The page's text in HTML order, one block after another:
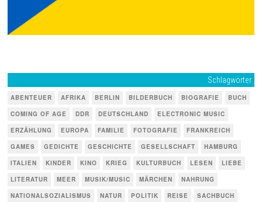
Schlagwörter
ABENTEUER AFRIKA BERLIN BILDERBUCH BIOGRAFIE
BUCH
COMING OF AGE
DDR DEUTSCHLAND
ELECTRONIC MUSIC
ERZÄHLUNG
EUROPA FAMILIE FOTOGRAFIE
FRANKREICH
GAMES
GEDICHTE GESCHICHTE GESELLSCHAFT
HAMBURG
ITALIEN
KINDER KINO KRIEG KULTURBUCH LESEN
LIEBE
LITERATUR
MEER MUSIK/MUSIC MÄRCHEN
NAHRUNG
NATIONALSOZIALISMUS
NATUR POLITIK REISE SACHBUCH